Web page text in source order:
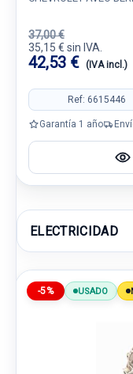
37,00 €
35,15 € sin IVA.
42,53 € (IVA incl.)
Ref: 6615446
Garantía 1 año
ELECTRICIDAD
-5% USADO